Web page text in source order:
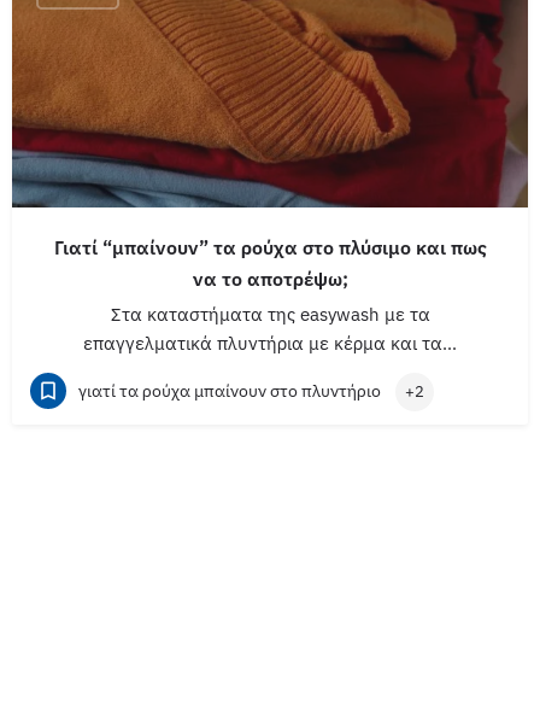
Γιατί “μπαίνουν” τα ρούχα στο πλύσιμο και πως
να το αποτρέψω;
Στα καταστήματα της easywash με τα
επαγγελματικά πλυντήρια με κέρμα και τα…
γιατί τα ρούχα μπαίνουν στο πλυντήριο +2